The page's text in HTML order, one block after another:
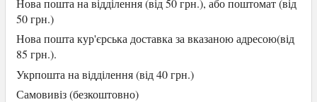
Нова пошта на відділення (від 50 грн.), абопоштомат (від
50 грн.)
Нова пошта кур'єрська доставка за вказаною адресою(від
85 грн.).
Укрпошта на відділення (від 40 грн.)
Самовивіз (безкоштовно)